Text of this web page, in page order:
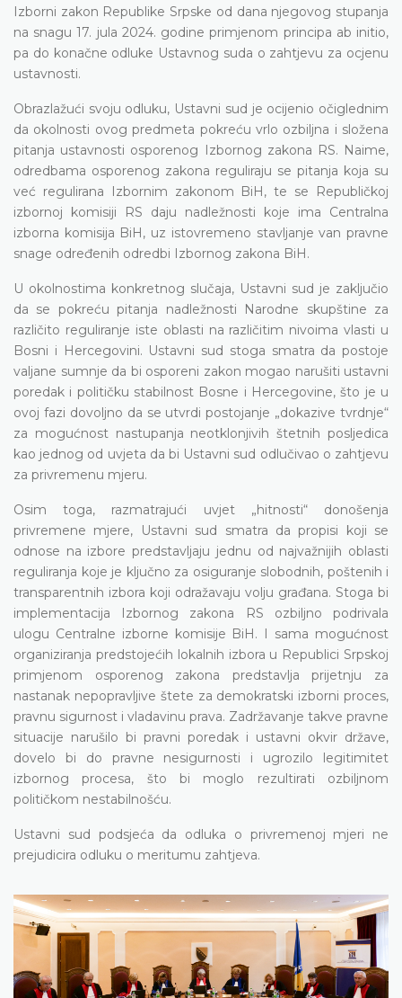
Izborni zakon Republike Srpske od dana njegovog stupanja
na snagu 17. jula 2024. godine primjenom principa ab initio,
pa do konačne odluke Ustavnog suda o zahtjevu za ocjenu
ustavnosti.
Obrazlažući svoju odluku, Ustavni sud je ocijenio očiglednim
da okolnosti ovog predmeta pokreću vrlo ozbiljna i složena
pitanja ustavnosti osporenog Izbornog zakona RS. Naime,
odredbama osporenog zakona reguliraju se pitanja koja su
već regulirana Izbornim zakonom BiH, te se Republičkoj
izbornoj komisiji RS daju nadležnosti koje ima Centralna
izborna komisija BiH, uz istovremeno stavljanje van pravne
snage određenih odredbi Izbornog zakona BiH.
U okolnostima konkretnog slučaja, Ustavni sud je zaključio
da se pokreću pitanja nadležnosti Narodne skupštine za
različito reguliranje iste oblasti na različitim nivoima vlasti u
Bosni i Hercegovini. Ustavni sud stoga smatra da postoje
valjane sumnje da bi osporeni zakon mogao narušiti ustavni
poredak i političku stabilnost Bosne i Hercegovine, što je u
ovoj fazi dovoljno da se utvrdi postojanje „dokazive tvrdnje“
za mogućnost nastupanja neotklonjivih štetnih posljedica
kao jednog od uvjeta da bi Ustavni sud odlučivao o zahtjevu
za privremenu mjeru.
Osim toga, razmatrajući uvjet „hitnosti“ donošenja
privremene mjere, Ustavni sud smatra da propisi koji se
odnose na izbore predstavljaju jednu od najvažnijih oblasti
reguliranja koje je ključno za osiguranje slobodnih, poštenih i
transparentnih izbora koji odražavaju volju građana. Stoga bi
implementacija Izbornog zakona RS ozbiljno podrivala
ulogu Centralne izborne komisije BiH. I sama mogućnost
organiziranja predstojećih lokalnih izbora u Republici Srpskoj
primjenom osporenog zakona predstavlja prijetnju za
nastanak nepopravljive štete za demokratski izborni proces,
pravnu sigurnost i vladavinu prava. Zadržavanje takve pravne
situacije narušilo bi pravni poredak i ustavni okvir države,
dovelo bi do pravne nesigurnosti i ugrozilo legitimitet
izbornog procesa, što bi moglo rezultirati ozbiljnom
političkom nestabilnošću.
Ustavni sud podsjeća da odluka o privremenoj mjeri ne
prejudicira odluku o meritumu zahtjeva.